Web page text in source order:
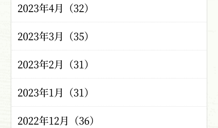
2023年4月（32）
2023年3月（35）
2023年2月（31）
2023年1月（31）
2022年12月（36）